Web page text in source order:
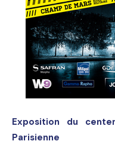
Exposition du
Parisienne